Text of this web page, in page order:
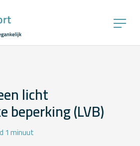
licht
beperking (LVB)
1 minuut